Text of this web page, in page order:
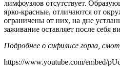
лимфоузлов отсутствует.
ярко-красные, отличаются от
ограничены от них, на дне
заживание оставляет после себя
Подробнее о сифилисе горла,
https://www.youtube.com/embed/